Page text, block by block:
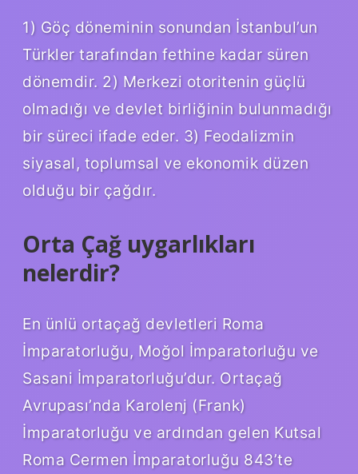
1) Göç döneminin sonundan İstanbul’un
Türkler tarafından fethine kadar süren
dönemdir. 2) Merkezi otoritenin güçlü
olmadığı ve devlet birliğinin bulunmadığı
bir süreci ifade eder. 3) Feodalizmin
siyasal, toplumsal ve ekonomik düzen
olduğu bir çağdır.
Orta Çağ uygarlıkları
nelerdir?
En ünlü ortaçağ devletleri Roma
İmparatorluğu, Moğol İmparatorluğu ve
Sasani İmparatorluğu’dur. Ortaçağ
Avrupası’nda Karolenj (Frank)
İmparatorluğu ve ardından gelen Kutsal
Roma Cermen İmparatorluğu 843’te